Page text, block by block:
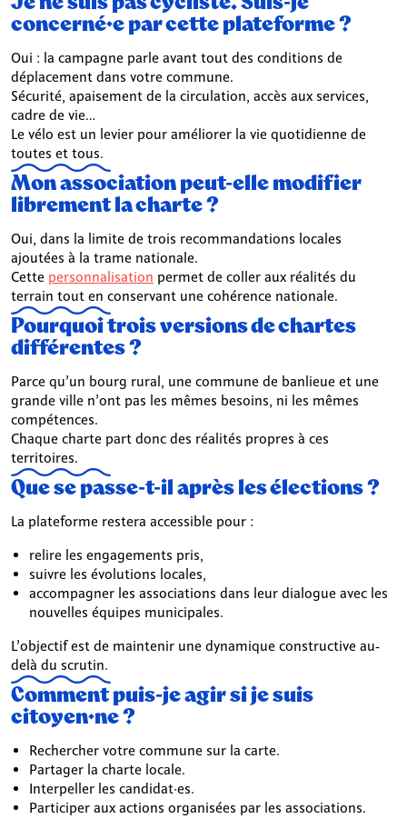
concerné·e par cette plateforme ?
Oui : la campagne parle avant tout des conditions de
déplacement dans votre commune.
Sécurité, apaisement de la circulation, accès aux services,
cadre de vie…
Le vélo est un levier pour améliorer la vie quotidienne de
toutes et tous.
Mon association peut-elle modifier
librement la charte ?
Oui, dans la limite de trois recommandations locales
ajoutées à la trame nationale.
Cette personnalisation permet de coller aux réalités du
terrain tout en conservant une cohérence nationale.
Pourquoi trois versions de chartes
différentes ?
Parce qu’un bourg rural, une commune de banlieue et une
grande ville n’ont pas les mêmes besoins, ni les mêmes
compétences.
Chaque charte part donc des réalités propres à ces
territoires.
Que se passe-t-il après les élections ?
La plateforme restera accessible pour :
relire les engagements pris,
suivre les évolutions locales,
accompagner les associations dans leur dialogue avec les
nouvelles équipes municipales.
L’objectif est de maintenir une dynamique constructive au-
delà du scrutin.
Comment puis-je agir si je suis
citoyen·ne ?
Rechercher votre commune sur la carte.
Partager la charte locale.
Interpeller les candidat·es.
Participer aux actions organisées par les associations.